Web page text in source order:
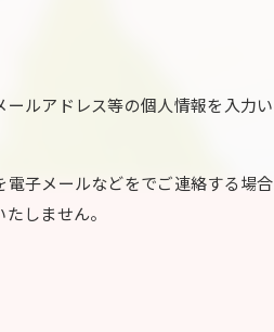
ルアドレス等の個人情報を入力い
子メールなどをでご連絡する場合
しません。